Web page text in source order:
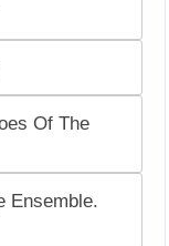
Of The
Ensemble.